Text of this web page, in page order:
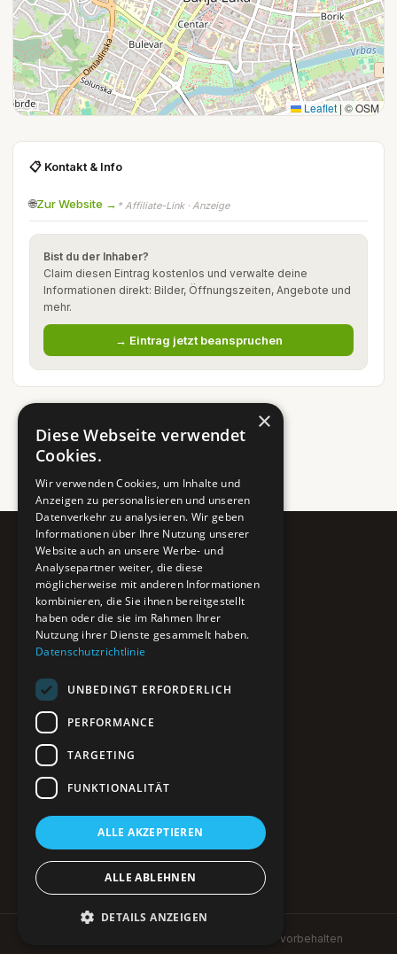
Leaflet | © OSM
📋 Kontakt & Info
🌐Zur Website → * Affiliate-Link · Anzeige
Bist du der Inhaber?
Claim diesen Eintrag kostenlos und verwalte deine
Informationen direkt: Bilder, Öffnungszeiten, Angebote und
mehr.
→ Eintrag jetzt beanspruchen
Pure BiH
Authentisches Bosnien & Herzegowina
Ein Teil des BTP Reise-Netzwerks.
POIs entdecken
Interaktive Karte
Reiseblog
Reiseinfos & Tipps
Impressum
Datenschutz
Kontakt
© 2026 Pure BiH · pure-bih.de · Alle Rechte vorbehalten
×
Diese Webseite verwendet
Cookies.
Wir verwenden Cookies, um Inhalte und
Anzeigen zu personalisieren und unseren
Datenverkehr zu analysieren. Wir geben
Informationen über Ihre Nutzung unserer
Website auch an unsere Werbe- und
Analysepartner weiter, die diese
möglicherweise mit anderen Informationen
kombinieren, die Sie ihnen bereitgestellt
haben oder die sie im Rahmen Ihrer
Nutzung ihrer Dienste gesammelt haben.
Datenschutzrichtlinie
UNBEDINGT ERFORDERLICH
PERFORMANCE
TARGETING
FUNKTIONALITÄT
ALLE AKZEPTIEREN
ALLE ABLEHNEN
DETAILS ANZEIGEN